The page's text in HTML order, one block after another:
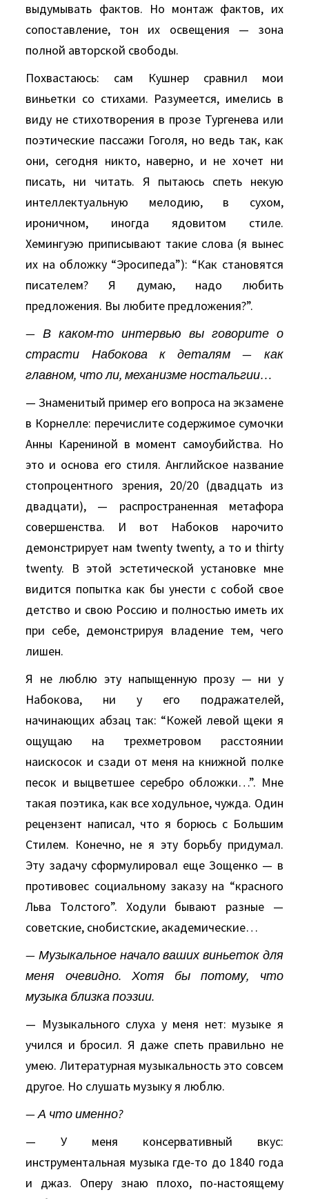
выдумывать фактов. Но монтаж фактов, их
сопоставление, тон их освещения — зона
полной авторской свободы.
Похвастаюсь: сам Кушнер сравнил мои
виньетки со стихами. Разумеется, имелись в
виду не стихотворения в прозе Тургенева или
поэтические пассажи Гоголя, но ведь так, как
они, сегодня никто, наверно, и не хочет ни
писать, ни читать. Я пытаюсь спеть некую
интеллектуальную мелодию, в сухом,
ироничном, иногда ядовитом стиле.
Хемингуэю приписывают такие слова (я вынес
их на обложку “Эросипеда”): “Как становятся
писателем? Я думаю, надо любить
предложения. Вы любите предложения?”.
— В каком-то интервью вы говорите о
страсти Набокова к деталям — как
главном, что ли, механизме ностальгии…
— Знаменитый пример его вопроса на экзамене
в Корнелле: перечислите содержимое сумочки
Анны Карениной в момент самоубийства. Но
это и основа его стиля. Английское название
стопроцентного зрения, 20/20 (двадцать из
двадцати), — распространенная метафора
совершенства. И вот Набоков нарочито
демонстрирует нам twenty twenty, а то и thirty
twenty. В этой эстетической установке мне
видится попытка как бы унести с собой свое
детство и свою Россию и полностью иметь их
при себе, демонстрируя владение тем, чего
лишен.
Я не люблю эту напыщенную прозу — ни у
Набокова, ни у его подражателей,
начинающих абзац так: “Кожей левой щеки я
ощущаю на трехметровом расстоянии
наискосок и сзади от меня на книжной полке
песок и выцветшее серебро обложки…”. Мне
такая поэтика, как все ходульное, чужда. Один
рецензент написал, что я борюсь с Большим
Стилем. Конечно, не я эту борьбу придумал.
Эту задачу сформулировал еще Зощенко — в
противовес социальному заказу на “красного
Льва Толстого”. Ходули бывают разные —
советские, снобистские, академические…
— Музыкальное начало ваших виньеток для
меня очевидно. Хотя бы потому, что
музыка близка поэзии.
— Музыкального слуха у меня нет: музыке я
учился и бросил. Я даже спеть правильно не
умею. Литературная музыкальность это совсем
другое. Но слушать музыку я люблю.
— А что именно?
— У меня консервативный вкус:
инструментальная музыка где-то до 1840 года
и джаз. Оперу знаю плохо, по-настоящему